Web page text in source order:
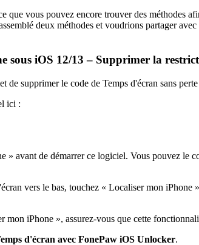
que vous pouvez encore trouver des méthodes
deux méthodes et voudrions partager
sous iOS 12/13 – Supprimer la
de supprimer le code de Temps d'écran sans
ici :
avant de démarrer ce logiciel. Vous pouvez le
vers le bas, touchez « Localiser mon iPhone
iPhone », assurez-vous que cette
d'écran avec FonePaw iOS Unlocker.